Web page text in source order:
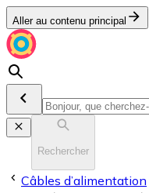
Aller au contenu principal
Rechercher
Câbles d’alimentation